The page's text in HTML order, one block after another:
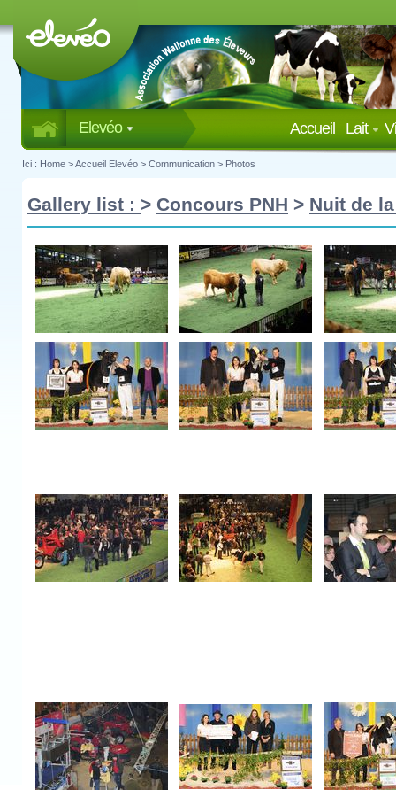
Elevéo Lait
Accueil
Ici : Home >Accueil Elevéo > Communication > Photos
Gallery list : > Concours PNH > Nuit de